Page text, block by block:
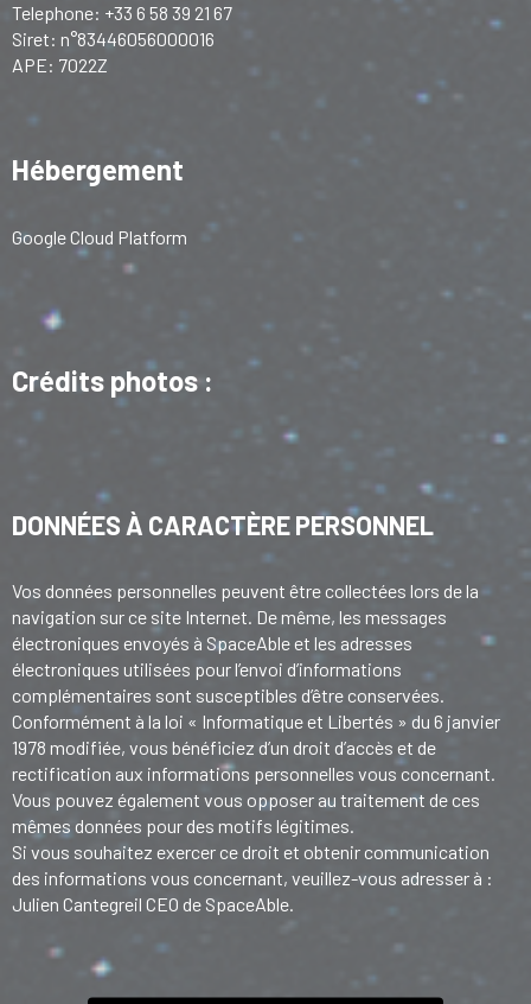
Telephone: +33 6 58 39 21 67
Siret: n°83446056000016
APE: 7022Z
Hébergement
Google Cloud Platform
Crédits photos :
DONNÉES À CARACTÈRE PERSONNEL
Vos données personnelles peuvent être collectées lors de la
navigation sur ce site Internet. De même, les messages
électroniques envoyés à SpaceAble et les adresses
électroniques utilisées pour l’envoi d’informations
complémentaires sont susceptibles d’être conservées.
Conformément à la loi « Informatique et Libertés » du 6 janvier
1978 modifiée, vous bénéficiez d’un droit d’accès et de
rectification aux informations personnelles vous concernant.
Vous pouvez également vous opposer au traitement de ces
mêmes données pour des motifs légitimes.
Si vous souhaitez exercer ce droit et obtenir communication
des informations vous concernant, veuillez-vous adresser à :
Julien Cantegreil CEO de SpaceAble.